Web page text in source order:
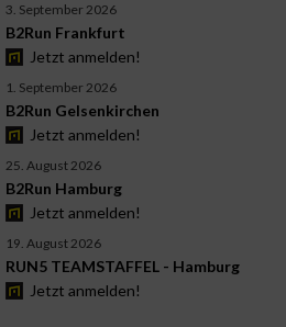
3. September 2026
B2Run Frankfurt
Jetzt anmelden!
1. September 2026
B2Run Gelsenkirchen
Jetzt anmelden!
25. August 2026
B2Run Hamburg
Jetzt anmelden!
19. August 2026
RUN5 TEAMSTAFFEL - Hamburg
Jetzt anmelden!